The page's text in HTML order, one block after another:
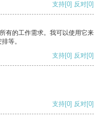
支持[0] 反对[0]
有的工作需求。我可以使用它来
等。
支持[0] 反对[0]
支持[0] 反对[0]